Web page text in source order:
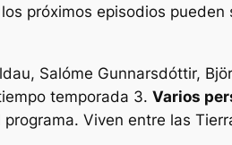
próximos episodios
Salóme Gunnarsdóttir,
temporada 3. Varios
Viven entre las